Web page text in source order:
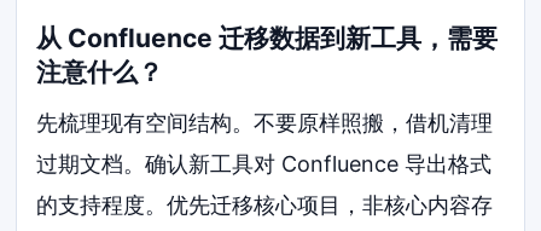
从 Confluence 迁移数据到新工具，需要
注意什么？
先梳理现有空间结构。不要原样照搬，借机清理
过期文档。确认新工具对 Confluence 导出格式
的支持程度。优先迁移核心项目，非核心内容存